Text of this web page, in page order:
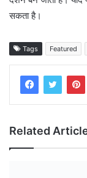
सकता है।
Tags Featured
Related